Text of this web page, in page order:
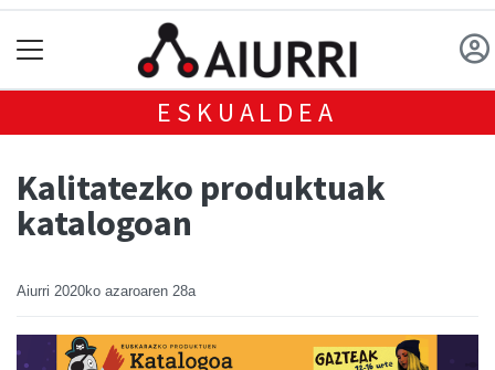
ESKUALDEA
Kalitatezko produktuak
katalogoan
Aiurri 2020ko azaroaren 28a